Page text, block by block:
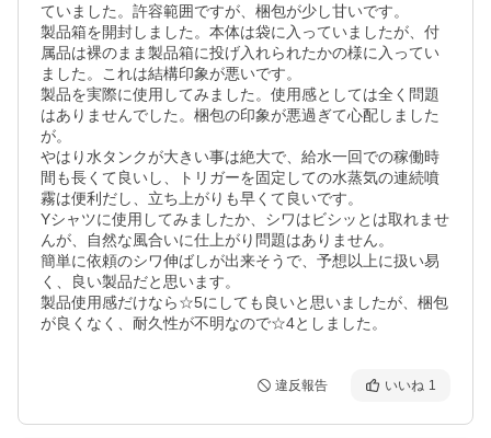
ていました。許容範囲ですが、梱包が少し甘いです。
製品箱を開封しました。本体は袋に入っていましたが、付
属品は裸のまま製品箱に投げ入れられたかの様に入ってい
ました。これは結構印象が悪いです。
製品を実際に使用してみました。使用感としては全く問題
はありませんでした。梱包の印象が悪過ぎて心配しました
が。
やはり水タンクが大きい事は絶大で、給水一回での稼働時
間も長くて良いし、トリガーを固定しての水蒸気の連続噴
霧は便利だし、立ち上がりも早くて良いです。
Yシャツに使用してみましたか、シワはビシッとは取れませ
んが、自然な風合いに仕上がり問題はありません。
簡単に依頼のシワ伸ばしが出来そうで、予想以上に扱い易
く、良い製品だと思います。
製品使用感だけなら☆5にしても良いと思いましたが、梱包
が良くなく、耐久性が不明なので☆4としました。
違反報告 いいね 1